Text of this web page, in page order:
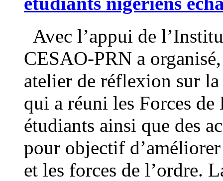
Avec l’appui de
CESAO-PRN a
atelier de réflexion sur
qui a réuni les Forces de
étudiants ainsi que des
pour objectif
et les forces de l’ordre.